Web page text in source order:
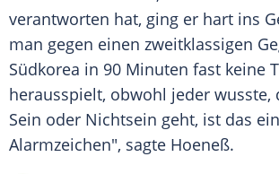
verantworten hat, ging er hart ins
man gegen einen zweitklassigen
Südkorea in 90 Minuten fast keine
herausspielt, obwohl jeder wusste,
Sein oder Nichtsein geht, ist das ein
Alarmzeichen", sagte Hoeneß.